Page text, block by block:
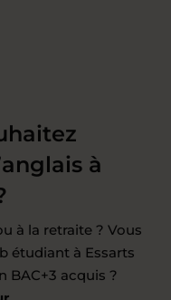
à
à la retraite ? Vous
étudiant à Essarts
BAC+3 acquis ?